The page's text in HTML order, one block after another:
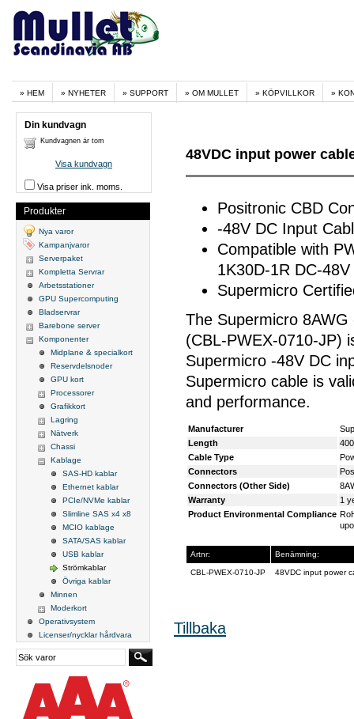
HEM NYHETER SUPPORT OM MULLET KÖPVILLKOR
48VDC input power
Positronic CBD
-48V DC Input
Compatible with
1K30D-1R DC-
Supermicro
The Supermicro
(CBL-PWEX-0710-JP)
Supermicro -48V DC
Supermicro cable is
and performance.
Manufacturer
Length
Cable Type
Connectors
Connectors (Other Side)
Warranty
1
Product Environmental Compliance
Artnr: Benämning:
CBL-PWEX-0710-JP 48VDC input power
Tillbaka
Din kundvagn
Kundvagnen är tom
Visa kundvagn
Visa priser ink. moms.
Produkter
Nya varor
Kampanjvaror
Serverpaket
Kompletta Servrar
Arbetsstationer
GPU Supercomputing
Bladservrar
Barebone server
Komponenter
Midplane & specialkort
Reservdelsnoder
GPU kort
Processorer
Grafikkort
Lagring
Nätverk
Chassi
Kablage
SAS-HD kablar
Ethernet kablar
PCIe/NVMe kablar
Slimline SAS x4 x8
MCIO kablage
SATA/SAS kablar
USB kablar
Strömkablar
Övriga kablar
Minnen
Moderkort
Operativsystem
Licenser/nycklar hårdvara